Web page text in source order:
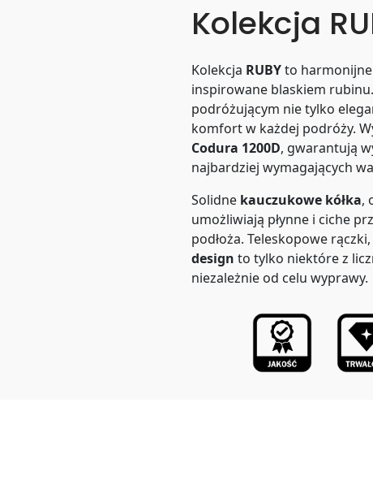
Kolekcja
Kolekcja RUBYto harmonijne
inspirowane blaskiem
podróżującym nie tylko
komfort w każdej podróży.
Codura 1200D, gwarantują
najbardziej wymagających
Solidne kauczukowe kółka,
umożliwiają płynne i ciche
podłoża. Teleskopowe
design to tylko niektóre z
niezależnie od celu wyprawy.